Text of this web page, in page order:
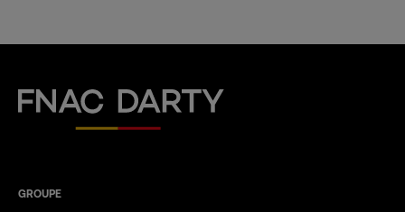
Fnac Darty
GROUPE